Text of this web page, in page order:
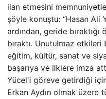
ilan etmesini memnuniyetle
şöyle konuştu: “Hasan Ali
ardından, geride
bıraktı. Unutulmaz
eğitim, kültür, sanat ve
başarıya ve ilklere imza
Yücel'i göreve getirdiği
Erkan Aydın olmak üzere